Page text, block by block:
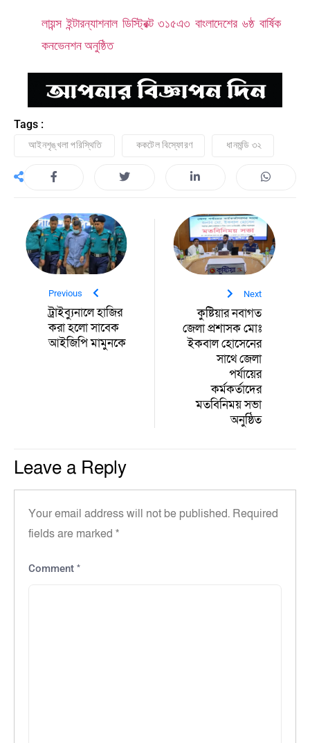
লায়ন্স ইন্টারন্যাশনাল ডিস্ট্রিক্ট ৩১৫এ৩ বাংলাদেশের ৬ষ্ঠ বার্ষিক
কনভেনশন অনুষ্ঠিত
Tags :
আইনশৃঙ্খলা পরিস্থিতি ককটেল বিস্ফোরণ ধানমন্ডি ৩২
Previous
ট্রাইব্যুনালে হাজির
করা হলো সাবেক
আইজিপি মামুনকে
Next
কুষ্টিয়ার নবাগত
জেলা প্রশাসক মোঃ
ইকবাল হোসেনের
সাথে জেলা
পর্যায়ের
কর্মকর্তাদের
মতবিনিময় সভা
অনুষ্ঠিত
Leave a Reply
Your email address will not be published. Required
fields are marked *
Comment *